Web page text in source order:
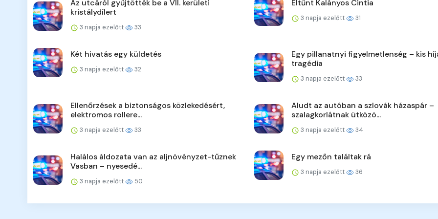
Az utcáról gyűjtötték be a VII. kerületi
kristálydílert
3 napja ezelőtt 33
Eltűnt Kalányos Cintia
3 napja ezelőtt 31
Két hivatás egy küldetés
3 napja ezelőtt 32
Egy pillanatnyi figyelmetlenség – kis
tragédia
3 napja ezelőtt 33
Ellenőrzések a biztonságos közlekedésért,
elektromos rollere...
3 napja ezelőtt 33
Aludt az autóban a szlovák házaspár –
szalagkorlátnak ütközö...
3 napja ezelőtt 34
Halálos áldozata van az aljnövényzet-tűznek
Vasban – nyesedé...
3 napja ezelőtt 50
Egy mezőn találtak rá
3 napja ezelőtt 36